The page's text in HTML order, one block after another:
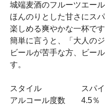
城端麦酒のフルーツエー
ほんのりとした甘さにス
楽しめる爽やかな一杯です
簡単に言うと、「大人の
ビールが苦手な方、ビー
す。
スタイル スパイ
アルコール度数 4.5％